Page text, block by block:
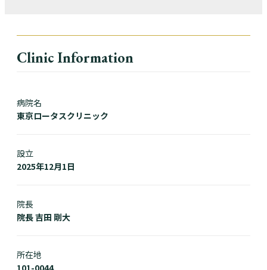
Clinic Information
病院名
東京ロータスクリニック
設立
2025年12月1日
院長
院長 吉田 剛大
所在地